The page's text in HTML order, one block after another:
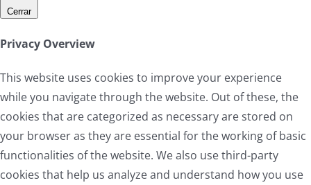
Cerrar
Privacy Overview
This website uses cookies to improve your experience
while you navigate through the website. Out of these, the
cookies that are categorized as necessary are stored on
your browser as they are essential for the working of basic
functionalities of the website. We also use third-party
cookies that help us analyze and understand how you use